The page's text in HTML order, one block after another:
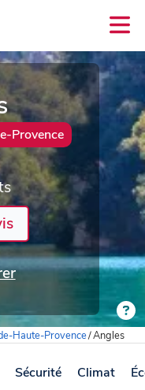
Provence
Haute-Provence/Angles
Sécurité Climat